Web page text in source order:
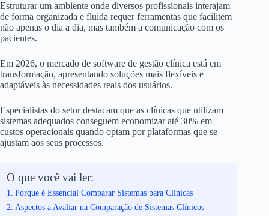
Estruturar um ambiente onde diversos profissionais interajam
de forma organizada e fluída requer ferramentas que facilitem
não apenas o dia a dia, mas também a comunicação com os
pacientes.
Em 2026, o mercado de software de gestão clínica está em
transformação, apresentando soluções mais flexíveis e
adaptáveis às necessidades reais dos usuários.
Especialistas do setor destacam que as clínicas que utilizam
sistemas adequados conseguem economizar até 30% em
custos operacionais quando optam por plataformas que se
ajustam aos seus processos.
O que você vai ler:
Porque é Essencial Comparar Sistemas para Clínicas
Aspectos a Avaliar na Comparação de Sistemas Clínicos